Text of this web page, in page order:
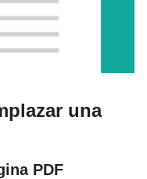
una
PDF